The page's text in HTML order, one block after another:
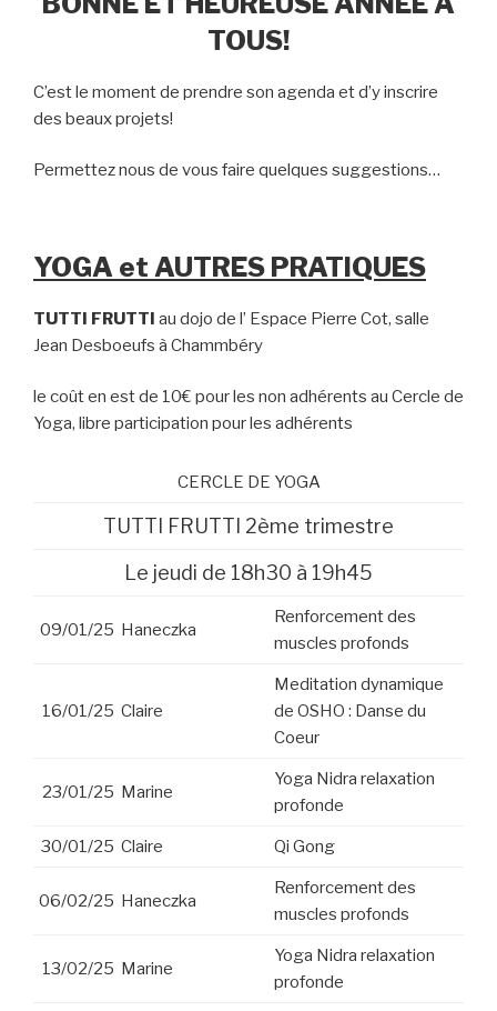
TOUS!
C’est le moment de prendre son agenda et d’y inscrire
des beaux projets!
Permettez nous de vous faire quelques suggestions…
YOGA et AUTRES PRATIQUES
TUTTI FRUTTI au dojo de l’ Espace Pierre Cot, salle
Jean Desboeufs à Chammbéry
le coût en est de 10€ pour les non adhérents au Cercle de
Yoga, libre participation pour les adhérents
CERCLE DE YOGA
TUTTI FRUTTI 2ème trimestre
Le jeudi de 18h30 à 19h45
09/01/25 Haneczka
Renforcement des
muscles profonds
16/01/25 Claire
Meditation dynamique
de OSHO : Danse du
Coeur
23/01/25 Marine
Yoga Nidra relaxation
profonde
30/01/25 Claire Qi Gong
06/02/25 Haneczka
Renforcement des
muscles profonds
13/02/25 Marine
Yoga Nidra relaxation
profonde